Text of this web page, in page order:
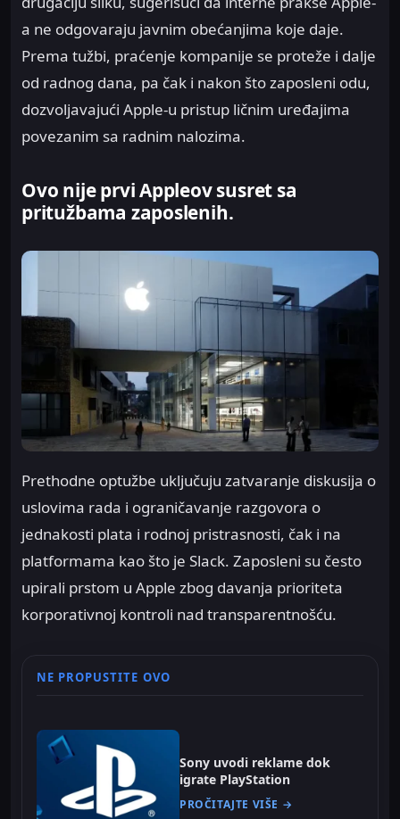
a ne odgovaraju javnim obećanjima koje daje.
Prema tužbi, praćenje kompanije se proteže i dalje
od radnog dana, pa čak i nakon što zaposleni odu,
dozvoljavajući Apple-u pristup ličnim uređajima
povezanim sa radnim nalozima.
Ovo nije prvi Appleov susret sa
pritužbama zaposlenih.
Prethodne optužbe uključuju zatvaranje diskusija o
uslovima rada i ograničavanje razgovora o
jednakosti plata i rodnoj pristrasnosti, čak i na
platformama kao što je Slack. Zaposleni su često
upirali prstom u Apple zbog davanja prioriteta
korporativnoj kontroli nad transparentnošću.
NE PROPUSTITE OVO
Sony uvodi reklame dok
igrate PlayStation
PROČITAJTE VIŠE →